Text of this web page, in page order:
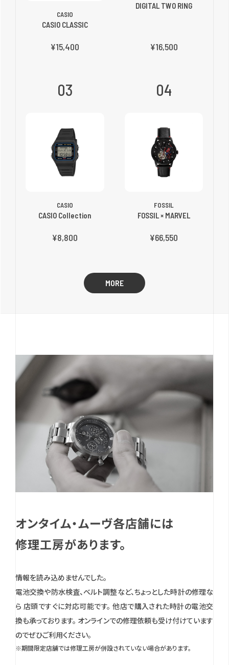
CASIO
CASIO CLASSIC
¥15,400
DIGITAL TWO RING
¥16,500
03
CASIO
CASIO Collection
¥8,800
04
FOSSIL
FOSSIL × MARVEL
¥66,550
MORE
オンタイム・ムーヴ各店舗には
修理工房があります。
情報を読み込めませんでした。
電池交換や防水検査、ベルト調整など、ちょっとした時計の修理な
ら 店頭ですぐに対応可能です。 他店で購入された時計の電池交
換も承っております。 オンラインでの修理依頼も受け付けています
のでぜひご利用ください。
※期間限定店舗では修理工房が併設されていない場合があります。